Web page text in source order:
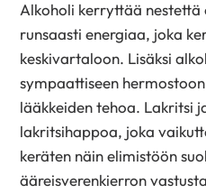
Alkoholi kerryttää nestettä
runsaasti energiaa, joka
keskivartaloon. Lisäksi
sympaattiseen
lääkkeiden tehoa. Lakritsi
lakritsihappoa, joka
keräten näin elimistöön
ääreisverenkierron